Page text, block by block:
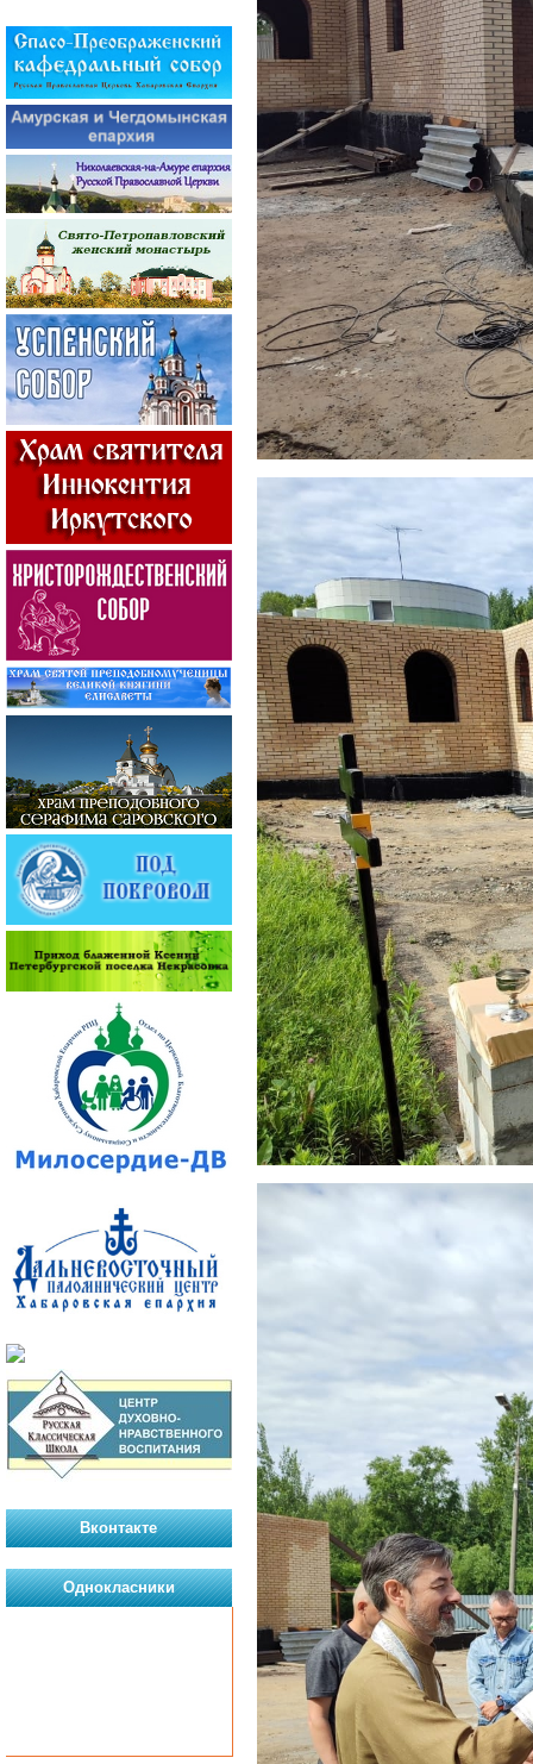
Вконтакте
Однокласники